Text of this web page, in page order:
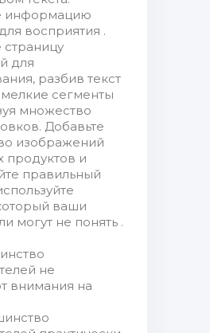
информацию
восприятия .
страницу
для
разбив текст
сегменты
множество
Добавьте
изображений
продуктов и
правильный
ваши
могут не понять .
не
внимания на